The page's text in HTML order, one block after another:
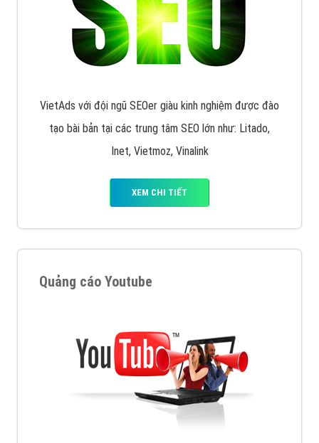
VietAds với đội ngũ SEOer giàu kinh nghiệm được đào
tạo bài bản tại các trung tâm SEO lớn như: Litado,
Inet, Vietmoz, Vinalink
XEM CHI TIẾT
Quảng cáo Youtube